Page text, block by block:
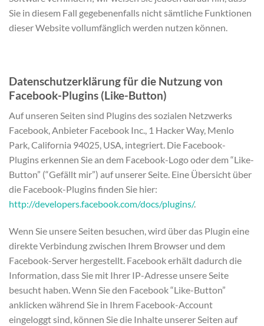
Sie in diesem Fall gegebenenfalls nicht sämtliche Funktionen
dieser Website vollumfänglich werden nutzen können.
Datenschutzerklärung für die Nutzung von
Facebook-Plugins (Like-Button)
Auf unseren Seiten sind Plugins des sozialen Netzwerks
Facebook, Anbieter Facebook Inc., 1 Hacker Way, Menlo
Park, California 94025, USA, integriert. Die Facebook-
Plugins erkennen Sie an dem Facebook-Logo oder dem “Like-
Button” (“Gefällt mir”) auf unserer Seite. Eine Übersicht über
die Facebook-Plugins finden Sie hier:
http://developers.facebook.com/docs/plugins/.
Wenn Sie unsere Seiten besuchen, wird über das Plugin eine
direkte Verbindung zwischen Ihrem Browser und dem
Facebook-Server hergestellt. Facebook erhält dadurch die
Information, dass Sie mit Ihrer IP-Adresse unsere Seite
besucht haben. Wenn Sie den Facebook “Like-Button”
anklicken während Sie in Ihrem Facebook-Account
eingeloggt sind, können Sie die Inhalte unserer Seiten auf